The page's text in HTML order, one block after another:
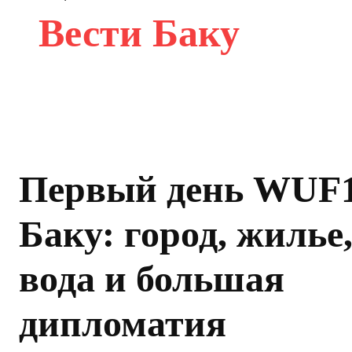
Вести Баку
Первый день
Баку: город, жилье,
вода и большая
дипломатия